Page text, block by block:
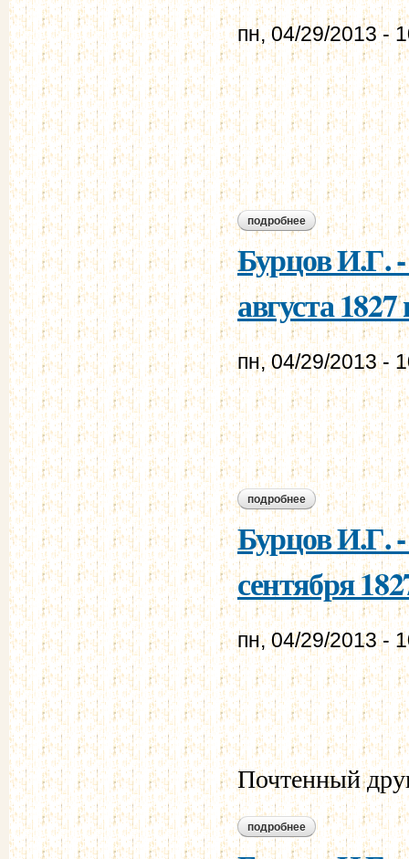
пн, 04/29/2013 -
подробнее о бурцов и.г. -
Бурцов И.Г.
августа 1827
пн, 04/29/2013 -
подробнее о бурцов и.г. -
Бурцов И.Г.
сентября
пн, 04/29/2013 -
Почтенный
подробнее о бурцов и.г. -